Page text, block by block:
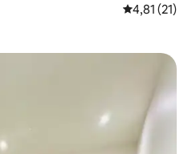
Évaluation
4,81 (21)